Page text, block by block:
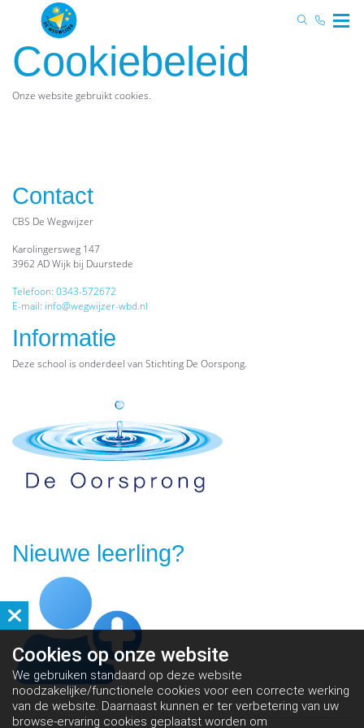
Cookiebeleid
Onze website gebruikt cookies.
Contact
CBS De Wegwijzer
Karolingersweg 147
3962 AD Wijk bij Duurstede
Telefoon: 0343-572672
E-mail: info@wegwijzer-wbd.nl
Informatie
Deze school is onderdeel van Stichting De Oorspong.
Nieuwe leerling?
Cookies oponze website
We gebruiken standaard op deze website
noodzakelijke/functionele cookies voor een correcte werking
van de website. Daarnaast kunnen er ter verbetering van uw
browse-ervaring cookies geplaatst worden om